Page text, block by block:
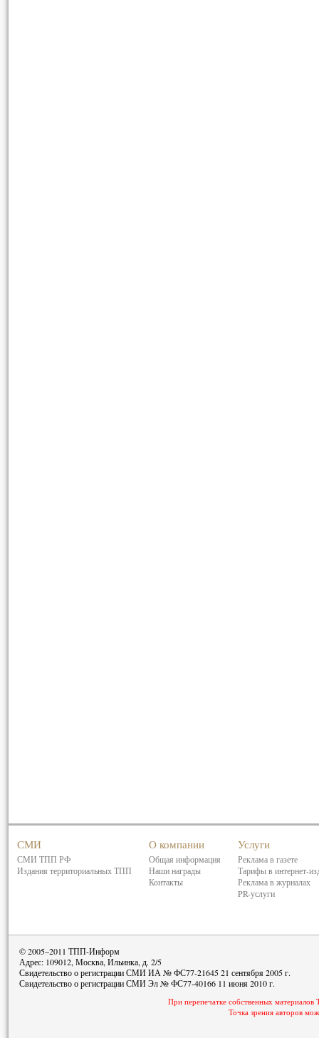
СМИ
СМИ ТПП РФ
Издания территориальных ТПП
О компании
Общая информация
Наши награды
Контакты
Услуги
Реклама в газете
Тарифы в интернет-
Реклама в журналах
PR-услуги
© 2005–2011 ТПП-Информ
Адрес: 109012, Москва, Ильинка, д. 2/5
Свидетельство о регистрации СМИ ИА № ФС77-21645 21 сентября 2005 г.
Свидетельство о регистрации СМИ Эл № ФС77-40166 11 июня 2010 г.
При перепечатке собственных
Точка зрения авторов